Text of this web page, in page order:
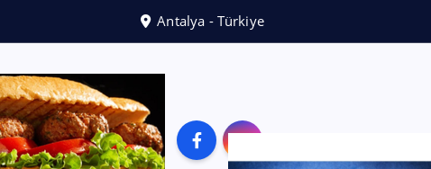
Antalya - Türkiye